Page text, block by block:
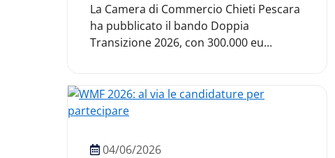
La Camera di Commercio Chieti Pescara
ha pubblicato il bando Doppia
Transizione 2026, con 300.000 eu...
04/06/2026